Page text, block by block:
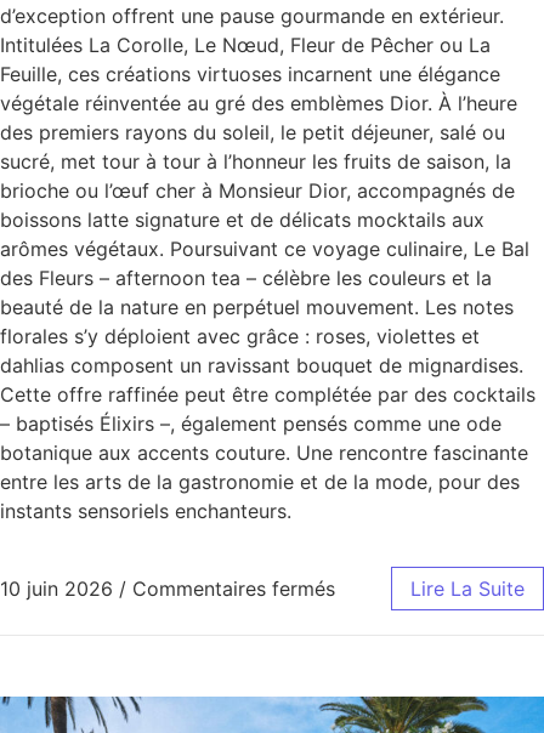
d’exception offrent une pause gourmande en extérieur.
Intitulées La Corolle, Le Nœud, Fleur de Pêcher ou La
Feuille, ces créations virtuoses incarnent une élégance
végétale réinventée au gré des emblèmes Dior. À l’heure
des premiers rayons du soleil, le petit déjeuner, salé ou
sucré, met tour à tour à l’honneur les fruits de saison, la
brioche ou l’œuf cher à Monsieur Dior, accompagnés de
boissons latte signature et de délicats mocktails aux
arômes végétaux. Poursuivant ce voyage culinaire, Le Bal
des Fleurs – afternoon tea – célèbre les couleurs et la
beauté de la nature en perpétuel mouvement. Les notes
florales s’y déploient avec grâce : roses, violettes et
dahlias composent un ravissant bouquet de mignardises.
Cette offre raffinée peut être complétée par des cocktails
– baptisés Élixirs –, également pensés comme une ode
botanique aux accents couture. Une rencontre fascinante
entre les arts de la gastronomie et de la mode, pour des
instants sensoriels enchanteurs.
10 juin 2026 / Commentaires fermés Lire La Suite